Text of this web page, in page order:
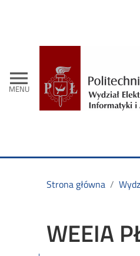
menu
MENU
Strona główna
WEEIA